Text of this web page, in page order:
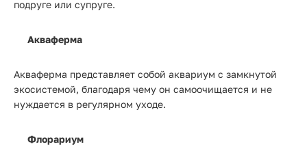
подруге или супруге.
Акваферма
Акваферма представляет собой аквариум с замкнутой
экосистемой, благодаря чему он самоочищается и не
нуждается в регулярном уходе.
Флорариум